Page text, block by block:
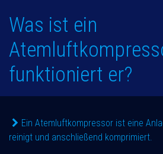
Was ist ein
funktioniert er?
Ein Atemluftkompressor ist eine
reinigt und anschließend komprimiert.